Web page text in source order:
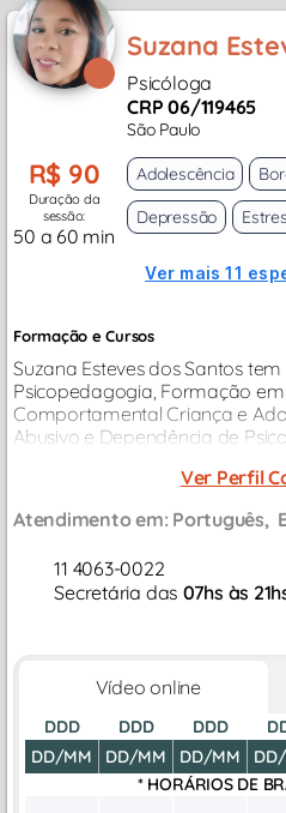
Suzana
Psicóloga
CRP 06/119465
São Paulo
R$ 90
Duração da
sessão:
50 a 60 min
Adolescência
Depressão
Ver mais 11
Formação e Cursos
Suzana Esteves dos Santos
Psicopedagogia, Formação
Comportamental Criança e
Abusivo e Dependência de
pela FMUSP, Conciliação e
Ver Perfil
Atendimento em: Português
11 4063-0022
Secretária das 07hs às
Vídeo online
DDD
DD/MM
DDD
DD/MM
DDD
DD/MM
* HORÁRIOS DE